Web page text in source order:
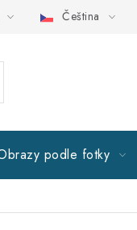
Všeobecné obchodní
Čeština
podle fotky